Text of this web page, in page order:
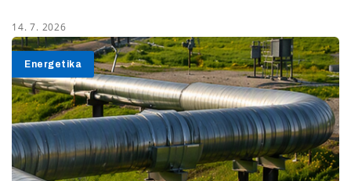
14. 7. 2026
Energetika